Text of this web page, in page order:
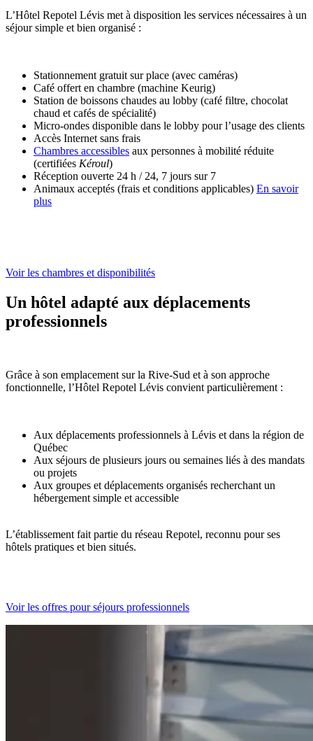
L’Hôtel Repotel Lévis met à disposition les services nécessaires à un
séjour simple et bien organisé :
Stationnement gratuit sur place (avec caméras)
Café offert en chambre (machine Keurig)
Station de boissons chaudes au lobby (café filtre, chocolat
chaud et cafés de spécialité)
Micro-ondes disponible dans le lobby pour l’usage des clients
Accès Internet sans frais
Chambres accessibles aux personnes à mobilité réduite
(certifiées Kéroul)
Réception ouverte 24 h / 24, 7 jours sur 7
Animaux acceptés (frais et conditions applicables) En savoir
plus
Voir les chambres et disponibilités
Un hôtel adapté aux déplacements
professionnels
Grâce à son emplacement sur la Rive-Sud et à son approche
fonctionnelle, l’Hôtel Repotel Lévis convient particulièrement :
Aux déplacements professionnels à Lévis et dans la région de
Québec
Aux séjours de plusieurs jours ou semaines liés à des mandats
ou projets
Aux groupes et déplacements organisés recherchant un
hébergement simple et accessible
L’établissement fait partie du réseau Repotel, reconnu pour ses
hôtels pratiques et bien situés.
Voir les offres pour séjours professionnels